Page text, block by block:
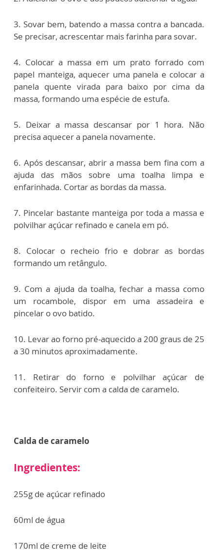
3. Sovar bem, batendo a massa contra a bancada.
Se precisar, acrescentar mais farinha para sovar.
4. Colocar a massa em um prato forrado com
papel manteiga, aquecer uma panela e colocar a
panela quente virada para baixo por cima da
massa, formando uma espécie de estufa.
5. Deixar a massa descansar por 1 hora. Não
precisa aquecer a panela novamente.
6. Após descansar, abrir a massa bem fina com a
ajuda das mãos sobre uma toalha limpa e
enfarinhada. Cortar as bordas da massa.
7. Pincelar bastante manteiga por toda a massa e
polvilhar açúcar refinado e canela em pó.
8. Colocar o recheio frio e dobrar as bordas
formando um retângulo.
9. Com a ajuda da toalha, fechar a massa como
um rocambole, dispor em uma assadeira e
pincelar o ovo batido.
10. Levar ao forno pré-aquecido a 200 graus de 25
a 30 minutos aproximadamente.
11. Retirar do forno e polvilhar açúcar de
confeiteiro. Servir com a calda de caramelo.
Calda de caramelo
Ingredientes:
255g de açúcar refinado
60ml de água
170ml de creme de leite